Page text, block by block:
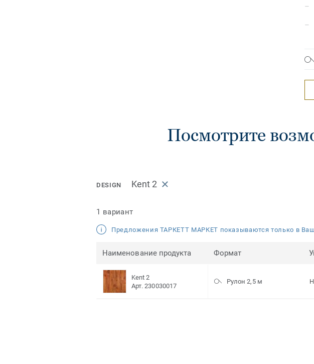
Посмотрите
DESIGN Kent 2
1 вариант
Предложения ТАРКЕТТ МАРКЕТ показываются только в
Наименование продукта Формат
Kent 2
Арт. 230030017
Рулон 2,5 м